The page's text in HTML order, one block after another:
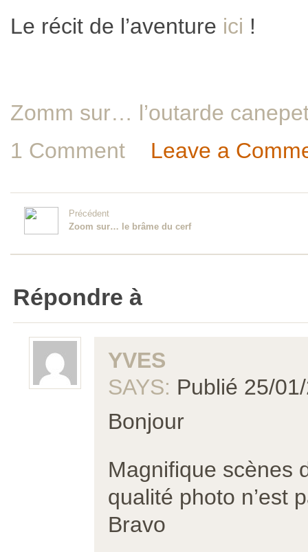
Le récit de l’aventure ici !
Zomm sur… l’outarde
1 Comment
Leave a
Précédent
Zoom sur… le brâme du cerf
Répondre à
YVES
SAYS: Publié 25/
Bonjour
Magnifique scènes
qualité photo n’est
Bravo